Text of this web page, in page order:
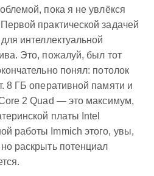
пока я не увлёкся
практической задачей
интеллектуальной
Это, пожалуй, был тот
понял: потолок
8 ГБ оперативной памяти и
2 Quad — это максимум,
платы Intel
работы Immich этого, увы,
раскрыть потенциал